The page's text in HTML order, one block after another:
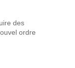
des
ordre